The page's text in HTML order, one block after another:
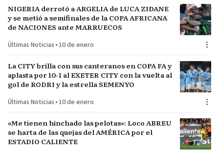
NIGERIA derrotó a ARGELIA de LUCA ZIDANE
y se metió a semifinales de la COPA AFRICANA
de NACIONES ante MARRUECOS
Últimas Noticias • 10 de enero
La CITY brilla con sus canteranos en COPA FA y
aplasta por 10-1 al EXETER CITY con la vuelta al
gol de RODRI y la estrella SEMENYO
Últimas Noticias • 10 de enero
«Me tienen hinchado las pelotas»: Loco ABREU
se harta de las quejas del AMÉRICA por el
ESTADIO CALIENTE